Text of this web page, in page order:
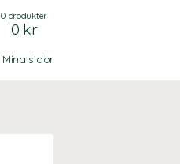
0produkter
0 kr
Mina sidor